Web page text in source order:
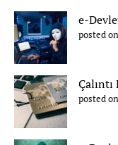
e-
posted
Çalıntı
posted